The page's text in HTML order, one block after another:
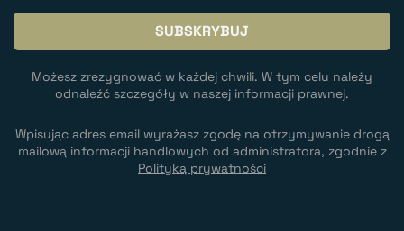
Możesz zrezygnować w każdej chwili. W tym celu należy
odnaleźć szczegóły w naszej informacji prawnej.
Wpisując adres email wyrażasz zgodę na otrzymywanie drogą
mailową informacji handlowych od administratora, zgodnie z
Polityką prywatności